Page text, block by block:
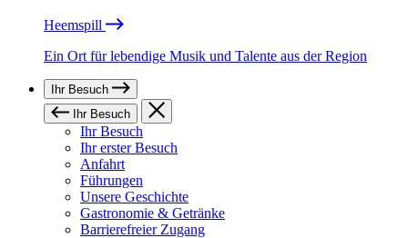
Heemspill
Ein Ort für lebendige Musik und Talente aus der Region
Ihr Besuch
Ihr Besuch
Ihr Besuch
Ihr erster Besuch
Anfahrt
Führungen
Unsere Geschichte
Gastronomie & Getränke
Barrierefreier Zugang